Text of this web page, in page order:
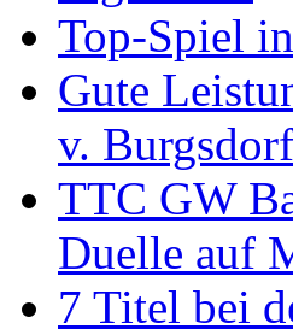
Top-Spiel
Gute
v.
TTC GW
Duelle auf
7 Titel bei